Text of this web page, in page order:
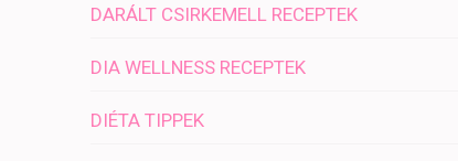
DARÁLT CSIRKEMELL RECEPTEK
DIA WELLNESS RECEPTEK
DIÉTA TIPPEK